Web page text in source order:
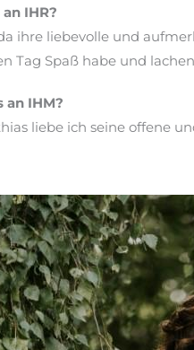
IHR?
ihre liebevolle und
Tag Spaß habe und
an IHM?
liebe ich seine offene